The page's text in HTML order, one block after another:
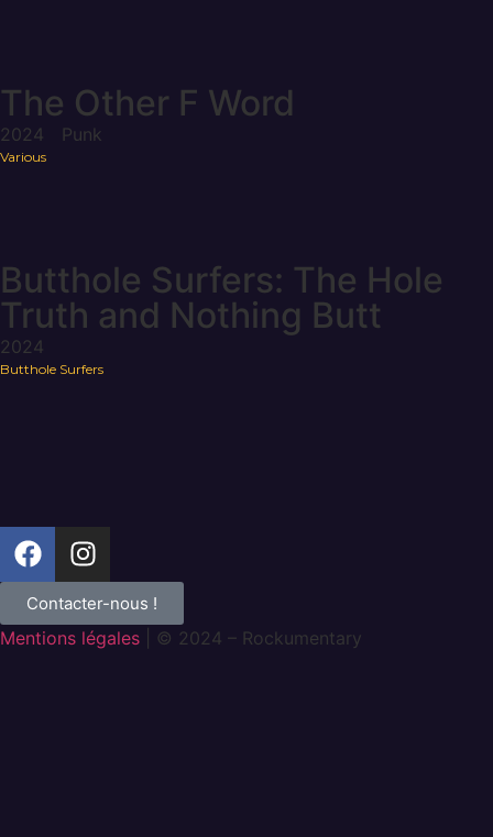
The Other F Word
2024 Punk
Various
Butthole Surfers: The Hole
Truth and Nothing Butt
2024
Butthole Surfers
Contacter-nous !
Mentions légales | © 2024 – Rockumentary